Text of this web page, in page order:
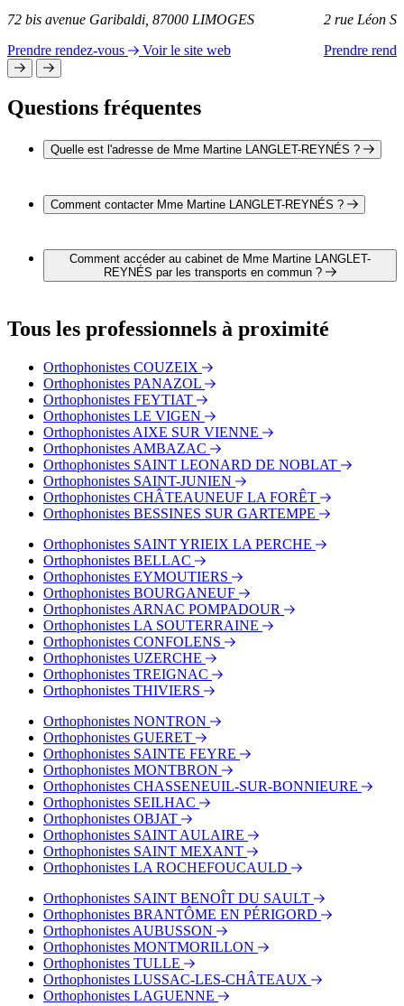
72 bis avenue Garibaldi, 87000 LIMOGES
Prendre rendez-vous
Voir le site web
2 rue Léon
Prendre
Questions fréquentes
Quelle est l'adresse de Mme Martine LANGLET-REYNÉS ?
Commercial de Corgnac 87000 LIMOGES
Comment contacter Mme Martine LANGLET-REYNÉS ?
REYNÉS par téléphone au 05 55 01 64 20.
Comment accéder au cabinet de Mme Martine LANGLET-
REYNÉS par les transports en commun ?
proximité des arrêts suivants :
Bus - G. Péri
Bus - Place Jourdan
Tous les professionnels à proximité
Orthophonistes COUZEIX
Orthophonistes PANAZOL
Orthophonistes FEYTIAT
Orthophonistes LE VIGEN
Orthophonistes AIXE SUR VIENNE
Orthophonistes AMBAZAC
Orthophonistes SAINT LEONARD DE NOBLAT
Orthophonistes SAINT-JUNIEN
Orthophonistes CHÂTEAUNEUF LA FORÊT
Orthophonistes BESSINES SUR GARTEMPE
Orthophonistes SAINT YRIEIX LA PERCHE
Orthophonistes BELLAC
Orthophonistes EYMOUTIERS
Orthophonistes BOURGANEUF
Orthophonistes ARNAC POMPADOUR
Orthophonistes LA SOUTERRAINE
Orthophonistes CONFOLENS
Orthophonistes UZERCHE
Orthophonistes TREIGNAC
Orthophonistes THIVIERS
Orthophonistes NONTRON
Orthophonistes GUERET
Orthophonistes SAINTE FEYRE
Orthophonistes MONTBRON
Orthophonistes CHASSENEUIL-SUR-BONNIEURE
Orthophonistes SEILHAC
Orthophonistes OBJAT
Orthophonistes SAINT AULAIRE
Orthophonistes SAINT MEXANT
Orthophonistes LA ROCHEFOUCAULD
Orthophonistes SAINT BENOÎT DU SAULT
Orthophonistes BRANTÔME EN PÉRIGORD
Orthophonistes AUBUSSON
Orthophonistes MONTMORILLON
Orthophonistes TULLE
Orthophonistes LUSSAC-LES-CHÂTEAUX
Orthophonistes LAGUENNE